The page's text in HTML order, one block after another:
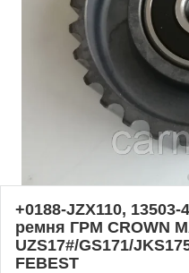
+0188-JZX110,
ремня ГРМ CROWN
UZS17#/GS171/
FEBEST